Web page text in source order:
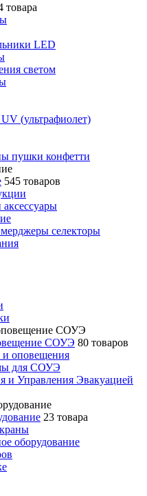
товара
LED
светом
(ультрафиолет)
пушки конфетти
545 товаров
селекторы
СОУЭ 80 товаров
и оповещения
для СОУЭ
и Управления Эвакуацией
23 товара
оборудование